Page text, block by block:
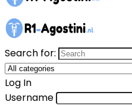
Search for:
Log In
Username